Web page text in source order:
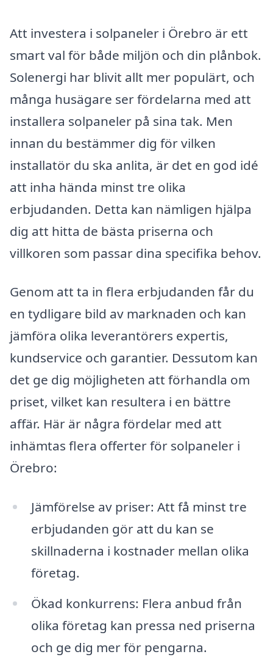
Att investera i solpaneler i Örebro är ett
smart val för både miljön och din plånbok.
Solenergi har blivit allt mer populärt, och
många husägare ser fördelarna med att
installera solpaneler på sina tak. Men
innan du bestämmer dig för vilken
installatör du ska anlita, är det en god idé
att inha hända minst tre olika
erbjudanden. Detta kan nämligen hjälpa
dig att hitta de bästa priserna och
villkoren som passar dina specifika behov.
Genom att ta in flera erbjudanden får du
en tydligare bild av marknaden och kan
jämföra olika leverantörers expertis,
kundservice och garantier. Dessutom kan
det ge dig möjligheten att förhandla om
priset, vilket kan resultera i en bättre
affär. Här är några fördelar med att
inhämtas flera offerter för solpaneler i
Örebro:
Jämförelse av priser: Att få minst tre
erbjudanden gör att du kan se
skillnaderna i kostnader mellan olika
företag.
Ökad konkurrens: Flera anbud från
olika företag kan pressa ned priserna
och ge dig mer för pengarna.